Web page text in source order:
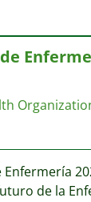
Enfermería
de la